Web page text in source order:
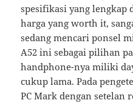
spesifikasi yang lengkap
harga yang worth it,
sedang mencari ponsel
A52 ini sebagai pilihan
handphone-nya miliki
cukup lama. Pada
PC Mark dengan setelan